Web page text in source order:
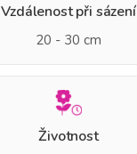
Vzdálenost při sázení
20 - 30 cm
Životnost